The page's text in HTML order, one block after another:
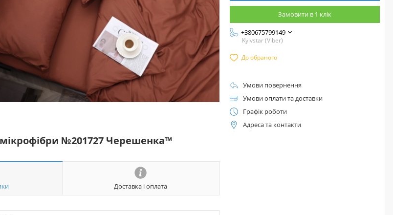
мікрофібри №201727 Черешенка™
Доставка і оплата
Замовити в 1 клік
+380675799149
Kyivstar (Viber)
До обраного
Умови повернення
Умови оплати та доставки
Графік роботи
Адреса та контакти